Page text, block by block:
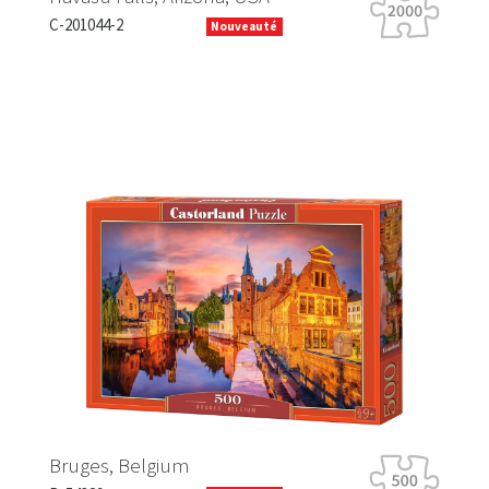
C-201044-2 Nouveauté
Bruges, Belgium
Previous